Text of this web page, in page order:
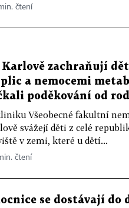
čtení
zachraňují
a nemocemi
poděkování od
Všeobecné fakultní
svážejí děti z celé
v zemi, které u dětí...
čtení
se dostávají do